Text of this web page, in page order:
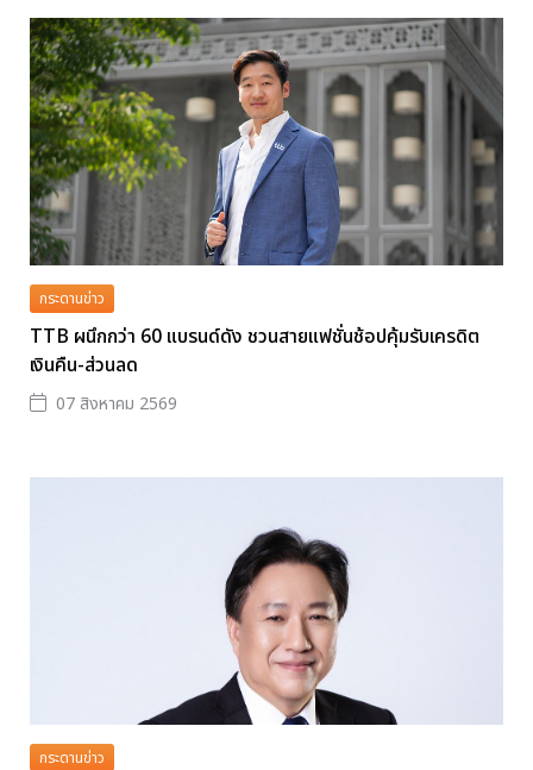
กระดานข่าว
TTB ผนึกกว่า 60 แบรนด์ดัง ชวนสายแฟชั่นช้อปคุ้มรับเครดิต
เงินคืน-ส่วนลด
07 สิงหาคม 2569
กระดานข่าว